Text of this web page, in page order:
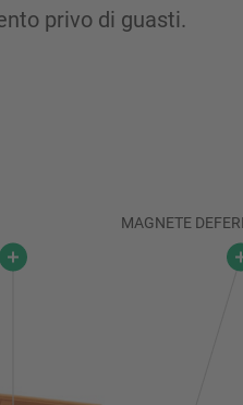
privo di guasti.
MAGNETE